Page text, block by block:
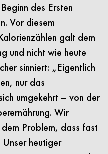
des Ersten
Vor diesem
galt dem
und nicht wie heute
sinniert: „Eigentlich
nur das
umgekehrt – von der
Wir
Problem, dass fast
heutiger